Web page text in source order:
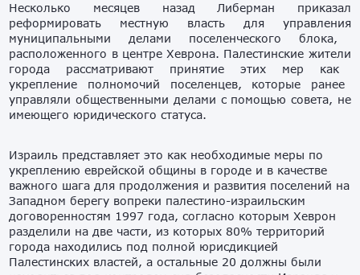
Несколько месяцев назад Либерман приказал
реформировать местную власть дляуправления
муниципальными делами поселенческого блока,
расположенного в центре Хеврона. Палестинские жители
города рассматривают принятие этих мер как
укрепление полномочий поселенцев, которые ранее
управляли общественными делами с помощью совета, не
имеющего юридического статуса.
Израиль представляет это как необходимые меры по
укреплениюеврейской общины в городе и в качестве
важного шага для продолжения и развития поселений на
Западном берегу вопреки палестино-израильским
договоренностям 1997 года,согласно которым Хеврон
разделили на две части, из которых 80%территорий
города находились под полной юрисдикцией
Палестинских властей, а остальные 20 должны были